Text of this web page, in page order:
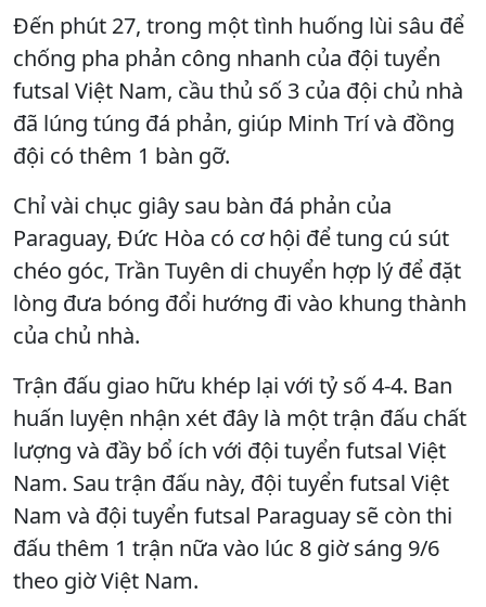
Đến phút 27, trong một tình huống lùi sâu để
chống pha phản công nhanh của đội tuyển
futsal Việt Nam, cầu thủ số 3 của đội chủ nhà
đã lúng túng đá phản, giúp Minh Trí và đồng
đội có thêm 1 bàn gỡ.
Chỉ vài chục giây sau bàn đá phản của
Paraguay, Đức Hòa có cơ hội để tung cú sút
chéo góc, Trần Tuyên di chuyển hợp lý để đặt
lòng đưa bóng đổi hướng đi vào khung thành
của chủ nhà.
Trận đấu giao hữu khép lại với tỷ số 4-4. Ban
huấn luyện nhận xét đây là một trận đấu chất
lượng và đầy bổ ích với đội tuyển futsal Việt
Nam. Sau trận đấu này, đội tuyển futsal Việt
Nam và đội tuyển futsal Paraguay sẽ còn thi
đấu thêm 1 trận nữa vào lúc 8 giờ sáng 9/6
theo giờ Việt Nam.